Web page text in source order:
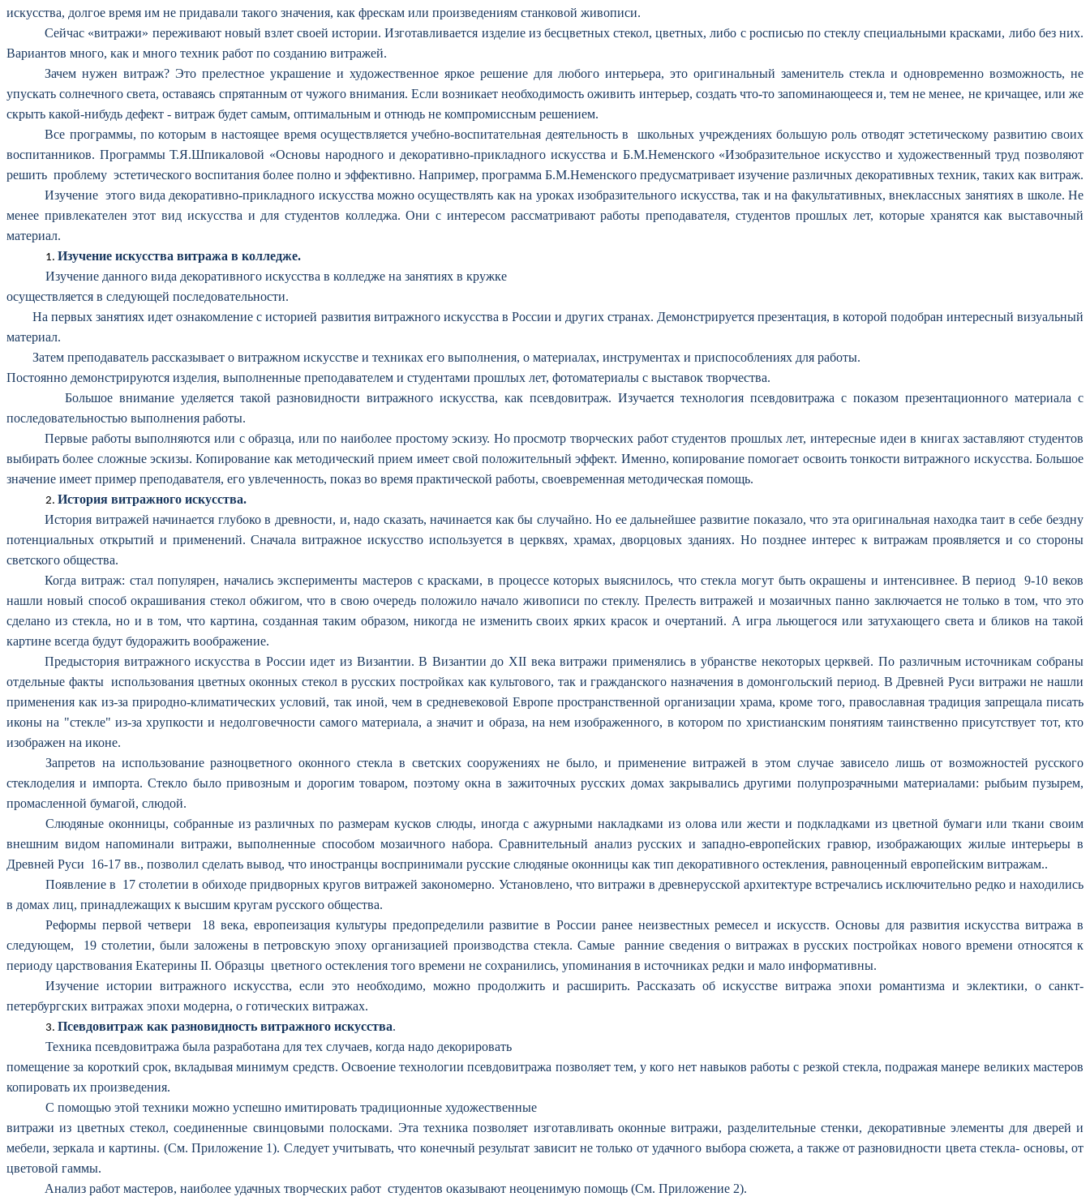
искусства, долгое время им не придавали такого значения, как фрескам или произведениям станковой живописи.
Сейчас «витражи» переживают новый взлет своей истории. Изготавливается изделие из бесцветных стекол, цветных, либо с росписью по стеклу специальными красками, либо без них.
Вариантов много, как и много техник работ по созданию витражей.
Зачем нужен витраж? Это прелестное украшение и художественное яркое решение для любого интерьера, это оригинальный заменитель стекла и одновременно возможность, не
упускать солнечного света, оставаясь спрятанным от чужого внимания. Если возникает необходимость оживить интерьер, создать что-то запоминающееся и, тем не менее, не кричащее, или же
скрыть какой-нибудь дефект - витраж будет самым, оптимальным и отнюдь не компромиссным решением.
Все программы, по которым в настоящее время осуществляется учебно-воспитательная деятельность в школьных учреждениях большую роль отводят эстетическому развитию своих
воспитанников. Программы Т.Я.Шпикаловой «Основы народного и декоративно-прикладного искусства и Б.М.Неменского «Изобразительное искусство и художественный труд позволяют
решить проблему эстетического воспитания более полно и эффективно. Например, программа Б.М.Неменского предусматривает изучение различных декоративных техник, таких как витраж.
Изучение этого вида декоративно-прикладного искусства можно осуществлять как на уроках изобразительного искусства, так и на факультативных, внеклассных занятиях в школе. Не
менее привлекателен этот вид искусства и для студентов колледжа. Они с интересом рассматривают работы преподавателя, студентов прошлых лет, которые хранятся как выставочный
материал.
Изучение искусства витража в колледже.
Изучение данного вида декоративного искусства в колледже на занятиях в кружке
осуществляется в следующей последовательности.
На первых занятиях идет ознакомление с историей развития витражного искусства в России и других странах. Демонстрируется презентация, в которой подобран интересный визуальный
материал.
Затем преподаватель рассказывает о витражном искусстве и техниках его выполнения, о материалах, инструментах и приспособлениях для работы.
Постоянно демонстрируются изделия, выполненные преподавателем и студентами прошлых лет, фотоматериалы с выставок творчества.
Большое внимание уделяется такой разновидности витражного искусства, как псевдовитраж. Изучается технология псевдовитража с показом презентационного материала с
последовательностью выполнения работы.
Первые работы выполняются или с образца, или по наиболее простому эскизу. Но просмотр творческих работ студентов прошлых лет, интересные идеи в книгах заставляют студентов
выбирать более сложные эскизы. Копирование как методический прием имеет свой положительный эффект. Именно, копирование помогает освоить тонкости витражного искусства. Большое
значение имеет пример преподавателя, его увлеченность, показ во время практической работы, своевременная методическая помощь.
История витражного искусства.
История витражей начинается глубоко в древности, и, надо сказать, начинается как бы случайно. Но ее дальнейшее развитие показало, что эта оригинальная находка таит в себе бездну
потенциальных открытий и применений. Сначала витражное искусство используется в церквях, храмах, дворцовых зданиях. Но позднее интерес к витражам проявляется и со стороны
светского общества.
Когда витраж: стал популярен, начались эксперименты мастеров с красками, в процессе которых выяснилось, что стекла могут быть окрашены и интенсивнее. В период 9-10 веков
нашли новый способ окрашивания стекол обжигом, что в свою очередь положило начало живописи по стеклу. Прелесть витражей и мозаичных панно заключается не только в том, что это
сделано из стекла, но и в том, что картина, созданная таким образом, никогда не изменить своих ярких красок и очертаний. А игра льющегося или затухающего света и бликов на такой
картине всегда будут будоражить воображение.
Предыстория витражного искусства в России идет из Византии. В Византии до XII века витражи применялись в убранстве некоторых церквей. По различным источникам собраны
отдельные факты использования цветных оконных стекол в русских постройках как культового, так и гражданского назначения в домонгольский период. В Древней Руси витражи не нашли
применения как из-за природно-климатических условий, так иной, чем в средневековой Европе пространственной организации храма, кроме того, православная традиция запрещала писать
иконы на "стекле" из-за хрупкости и недолговечности самого материала, а значит и образа, на нем изображенного, в котором по христианским понятиям таинственно присутствует тот, кто
изображен на иконе.
Запретов на использование разноцветного оконного стекла в светских сооружениях не было, и применение витражей в этом случае зависело лишь от возможностей русского
стеклоделия и импорта. Стекло было привозным и дорогим товаром, поэтому окна в зажиточных русских домах закрывались другими полупрозрачными материалами: рыбьим пузырем,
промасленной бумагой, слюдой.
Слюдяные оконницы, собранные из различных по размерам кусков слюды, иногда с ажурными накладками из олова или жести и подкладками из цветной бумаги или ткани своим
внешним видом напоминали витражи, выполненные способом мозаичного набора. Сравнительный анализ русских и западно-европейских гравюр, изображающих жилые интерьеры в
Древней Руси 16-17 вв., позволил сделать вывод, что иностранцы воспринимали русские слюдяные оконницы как тип декоративного остекления, равноценный европейским витражам..
Появление в 17 столетии в обиходе придворных кругов витражей закономерно. Установлено, что витражи в древнерусской архитектуре встречались исключительно редко и находились
в домах лиц, принадлежащих к высшим кругам русского общества.
Реформы первой четвери 18 века, европеизация культуры предопределили развитие в России ранее неизвестных ремесел и искусств. Основы для развития искусства витража в
следующем, 19 столетии, были заложены в петровскую эпоху организацией производства стекла. Самые ранние сведения о витражах в русских постройках нового времени относятся к
периоду царствования Екатерины II. Образцы цветного остекления того времени не сохранились, упоминания в источниках редки и мало информативны.
Изучение истории витражного искусства, если это необходимо, можно продолжить и расширить. Рассказать об искусстве витража эпохи романтизма и эклектики, о санкт-
петербургских витражах эпохи модерна, о готических витражах.
Псевдовитраж как разновидность витражного искусства.
Техника псевдовитража была разработана для тех случаев, когда надо декорировать
помещение за короткий срок, вкладывая минимум средств. Освоение технологии псевдовитража позволяет тем, у кого нет навыков работы с резкой стекла, подражая манере великих мастеров
копировать их произведения.
С помощью этой техники можно успешно имитировать традиционные художественные
витражи из цветных стекол, соединенные свинцовыми полосками. Эта техника позволяет изготавливать оконные витражи, разделительные стенки, декоративные элементы для дверей и
мебели, зеркала и картины. (См. Приложение 1). Следует учитывать, что конечный результат зависит не только от удачного выбора сюжета, а также от разновидности цвета стекла- основы, от
цветовой гаммы.
Анализ работ мастеров, наиболее удачных творческих работ студентов оказывают неоценимую помощь (См. Приложение 2).